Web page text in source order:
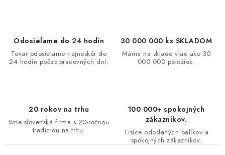
Odosielame do 24 hodín
Tovar odosielame najneskôr do
24 hodín počas pracovných dní.
30 000 000 ks SKLADOM
Máme na sklade viac ako 30
000 000 položiek.
20 rokov na trhu
Sme slovenská firma s 20-ročnou
tradíciou na trhu.
100 000+ spokojných
zákazníkov.
Tisíce odoslaných balíkov a
spokojných zákazníkov.